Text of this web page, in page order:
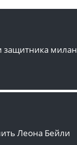
Леона Бейли